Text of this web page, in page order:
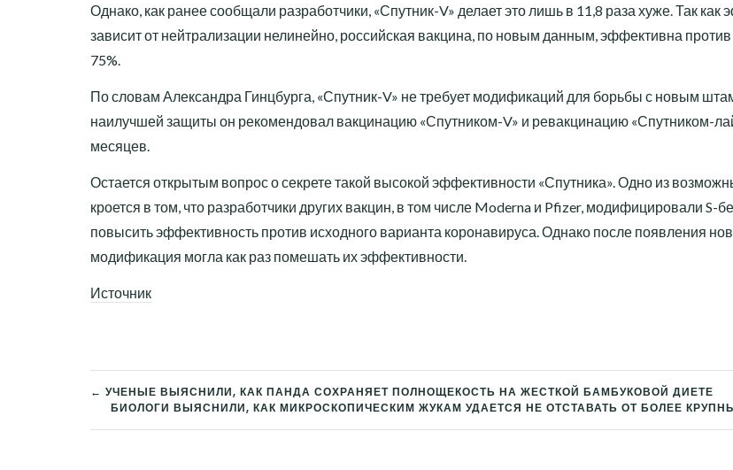
Однако, как ранее сообщали разработчики, «Спутник-V» делает это лишь в 11,8 раза хуже. Так как
зависит от нейтрализации нелинейно, российская вакцина, по новым данным, эффективна
75%.
По словам Александра Гинцбурга, «Спутник-V» не требует модификаций для борьбы с новым
наилучшей защиты он рекомендовал вакцинацию «Спутником-V» и ревакцинацию «Спутником-
месяцев.
Остается открытым вопрос о секрете такой высокой эффективности «Спутника». Одно из
кроется в том, что разработчики других вакцин, в том числе Moderna и Pfizer, модифицировали S-
повысить эффективность против исходного варианта коронавируса. Однако после появления
модификация могла как раз помешать их эффективности.
Источник
НАВИГАЦИЯ
← УЧЕНЫЕ ВЫЯСНИЛИ, КАК ПАНДА СОХРАНЯЕТ ПОЛНОЩЕКОСТЬ НА ЖЕСТКОЙ БАМБУКОВОЙ ДИЕТЕ
БИОЛОГИ ВЫЯСНИЛИ, КАК МИКРОСКОПИЧЕСКИМ ЖУКАМ УДАЕТСЯ НЕ ОТСТАВАТЬ ОТ БОЛЕЕ